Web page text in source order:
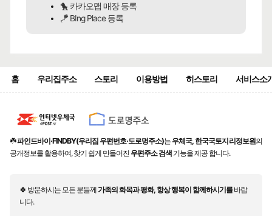
🐤 카카오맵 매장 등록
🪁 BIng Place 등록
홈 우리집주소 스토리 이용방법 히스토리 서비스소
☘️파인드바이·FINDBY(우리집 우편번호·도로명주소)는 우체국, 한국국토지리정보원의
공개정보를 활용하여, 찾기 쉽게 만들어진 우편주소 검색 기능을 제공 합니다.
🍀 방문하시는 모든 분들께가족의 화목과 평화, 항상 행복이 함께하시기를바랍
니다.